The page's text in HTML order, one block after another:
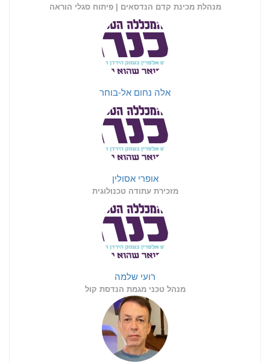
מנהלת מכינת קדם הנדסאים | פיתוח סגלי הוראה
אלה נחום אל-בוחר
אופרי אסולין
מזכירת עתודה טכנולוגית
רועי שלמה
מנהל טכני מגמת הנדסת קול